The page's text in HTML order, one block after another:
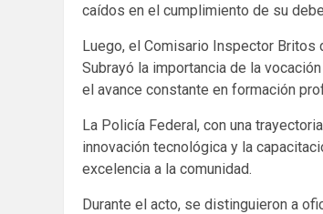
caídos en el cumplimiento de su
Luego, el Comisario Inspector
Subrayó la importancia de la
el avance constante en formación
La Policía Federal, con una
innovación tecnológica y la
excelencia a la comunidad.
Durante el acto, se distinguieron a